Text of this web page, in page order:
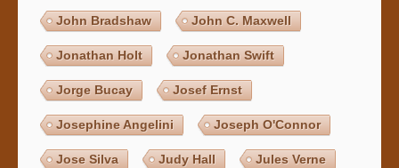
John Bradshaw John C. Maxwell
Jonathan Holt Jonathan Swift
Jorge Bucay Josef Ernst
Josephine Angelini Joseph O'Connor
Jose Silva Judy Hall Jules Verne